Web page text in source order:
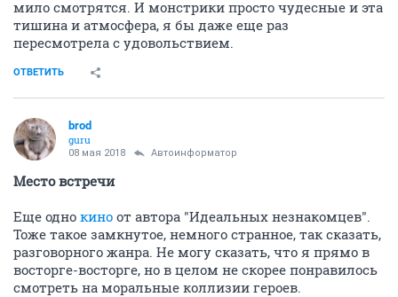
мило смотрятся. И монстрики просто чудесные и эта
тишина и атмосфера, я бы даже еще раз
пересмотрела с удовольствием.
ОТВЕТИТЬ
brod
guru
08 мая 2018 Автоинформатор
Место встречи
Еще одно кино от автора "Идеальных незнакомцев".
Тоже такое замкнутое, немного странное, так сказать,
разговорного жанра. Не могу сказать, что я прямо в
восторге-восторге, но в целом не скорее понравилось
смотреть на моральные коллизии героев.